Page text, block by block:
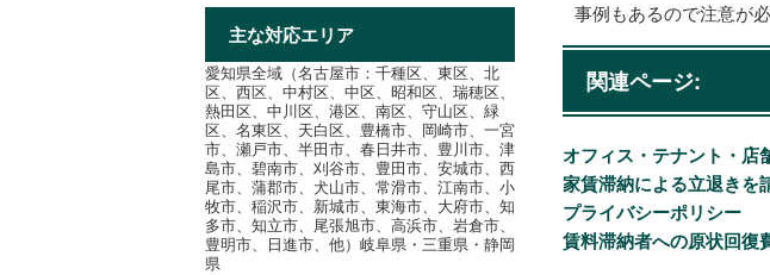
事例もあるので注意が必
関連ページ:
オフィス・テナント・店
家賃滞納による立退きを
プライバシーポリシー
賃料滞納者への原状回復
主な対応エリア
愛知県全域（名古屋市：千種区、東区、北
区、西区、中村区、中区、昭和区、瑞穂区、
熱田区、中川区、港区、南区、守山区、緑
区、名東区、天白区、豊橋市、岡崎市、一宮
市、瀬戸市、半田市、春日井市、豊川市、津
島市、碧南市、刈谷市、豊田市、安城市、西
尾市、蒲郡市、犬山市、常滑市、江南市、小
牧市、稲沢市、新城市、東海市、大府市、知
多市、知立市、尾張旭市、高浜市、岩倉市、
豊明市、日進市、他）岐阜県・三重県・静岡
県